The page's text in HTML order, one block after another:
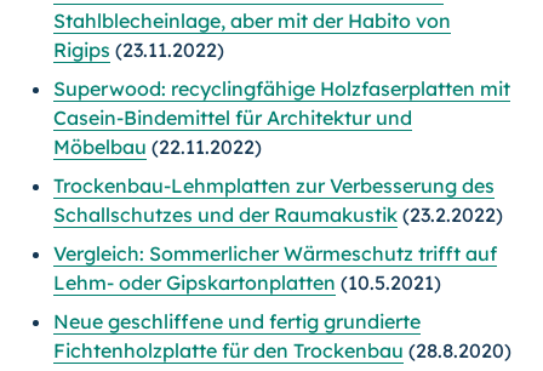
Stahlblecheinlage, aber mit der Habito von
Rigips (23.11.2022)
Superwood: recyclingfähige Holzfaserplatten mit
Casein-Bindemittel für Architektur und
Möbelbau (22.11.2022)
Trockenbau-Lehmplatten zur Verbesserung des
Schallschutzes und der Raumakustik (23.2.2022)
Vergleich: Sommerlicher Wärmeschutz trifft auf
Lehm- oder Gipskartonplatten (10.5.2021)
Neue geschliffene und fertig grundierte
Fichtenholzplatte für den Trockenbau (28.8.2020)